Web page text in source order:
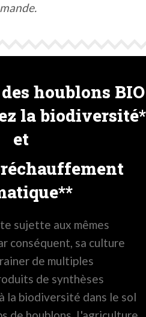
houblons BIO
la biodiversité*
et
sujette aux mêmes
conséquent, sa culture
de multiples
de synthèses
la biodiversité dans le sol